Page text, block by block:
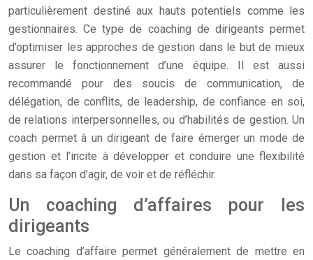
particulièrement destiné aux hauts potentiels comme les
gestionnaires. Ce type de coaching de dirigeants permet
d’optimiser les approches de gestion dans le but de mieux
assurer le fonctionnement d’une équipe. Il est aussi
recommandé pour des soucis de communication, de
délégation, de conflits, de leadership, de confiance en soi,
de relations interpersonnelles, ou d’habilités de gestion. Un
coach permet à un dirigeant de faire émerger un mode de
gestion et l’incite à développer et conduire une flexibilité
dans sa façon d’agir, de voir et de réfléchir.
Un coaching d’affaires pour les
dirigeants
Le coaching d’affaire permet généralement de mettre en